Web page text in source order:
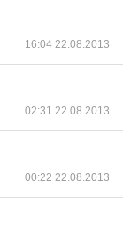
16:04 22.08.2013
02:31 22.08.2013
00:22 22.08.2013